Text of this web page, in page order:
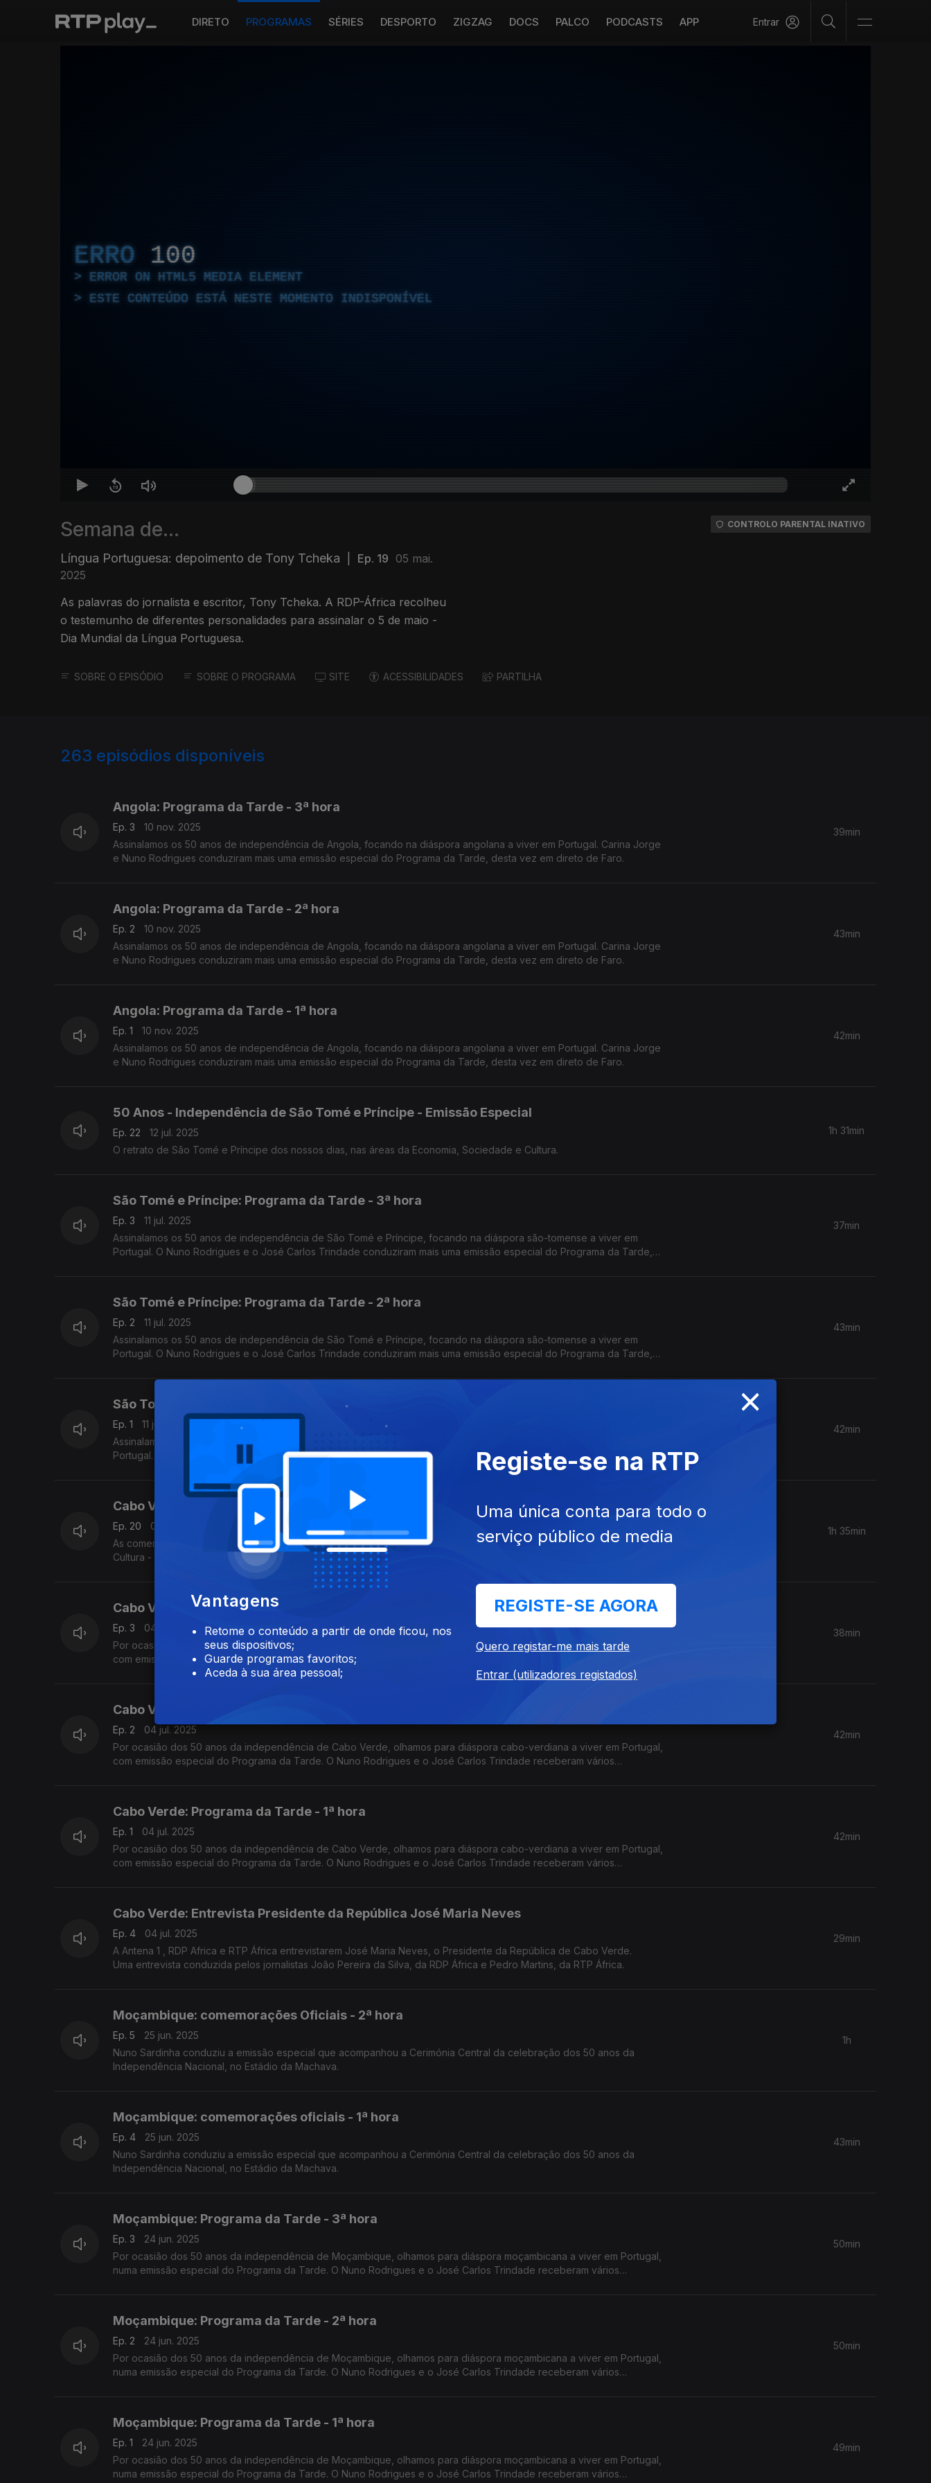
DIRETO PROGRAMAS SÉRIES DESPORTO ZIGZAG DOCS PALCO PODCASTS APP Entrar
ERRO 100
ERROR ON HTML5 MEDIA ELEMENT
ESTE CONTEÚDO ESTÁ NESTE MOMENTO INDISPONÍVEL
Semana de...
Língua Portuguesa: depoimento de Tony Tcheka Ep. 19 05 mai.
2025
As palavras do jornalista e escritor, Tony Tcheka. A RDP-África recolheu
o testemunho de diferentes personalidades para assinalar o 5 de maio -
Dia Mundial da Língua Portuguesa.
CONTROLO PARENTAL INATIVO
SOBRE O EPISÓDIO SOBRE O PROGRAMA SITE ACESSIBILIDADES PARTILHA
263 episódios disponíveis
Angola: Programa da Tarde - 3ª hora
Ep. 3
10 nov. 2025
Assinalamos os 50 anos de independência de Angola, focando na diáspora angolana a viver em Portugal. Carina Jorge
e Nuno Rodrigues conduziram mais uma emissão especial do Programa da Tarde, desta vez em direto de Faro.
39min
Angola: Programa da Tarde - 2ª hora
Ep. 2
10 nov. 2025
Assinalamos os 50 anos de independência de Angola, focando na diáspora angolana a viver em Portugal. Carina Jorge
e Nuno Rodrigues conduziram mais uma emissão especial do Programa da Tarde, desta vez em direto de Faro.
43min
Angola: Programa da Tarde - 1ª hora
Ep. 1
10 nov. 2025
Assinalamos os 50 anos de independência de Angola, focando na diáspora angolana a viver em Portugal. Carina Jorge
e Nuno Rodrigues conduziram mais uma emissão especial do Programa da Tarde, desta vez em direto de Faro.
42min
50 Anos - Independência de São Tomé e Príncipe - Emissão Especial
Ep. 22
12 jul. 2025
O retrato de São Tomé e Príncipe dos nossos dias, nas áreas da Economia, Sociedade e Cultura.
1h 31min
São Tomé e Príncipe: Programa da Tarde - 3ª hora
Ep. 3
11 jul. 2025
Assinalamos os 50 anos de independência de São Tomé e Príncipe, focando na diáspora são-tomense a viver em
Portugal. O Nuno Rodrigues e o José Carlos Trindade conduziram mais uma emissão especial do Programa da Tarde,
37min
São Tomé e Príncipe: Programa da Tarde - 2ª hora
Ep. 2
11 jul. 2025
Assinalamos os 50 anos de independência de São Tomé e Príncipe, focando na diáspora são-tomense a viver em
Portugal. O Nuno Rodrigues e o José Carlos Trindade conduziram mais uma emissão especial do Programa da Tarde,
43min
São Tomé e Príncipe: Programa da Tarde - 1ª hora
Ep. 1
11 jul. 2025
Assinalamos os 50 anos de independência de São Tomé e Príncipe, focando na diáspora são-tomense a viver em
Portugal. O Nuno Rodrigues e o José Carlos Trindade conduziram mais uma emissão especial do Programa da Tarde,
42min
Cabo Verde: Comemorações oficiais dos 50 anos de independência
Ep. 20
05 jul. 2025
As comemorações oficiais - bem como o retrato de Cabo Verde dos nossos dias, nas áreas da Economia, Sociedade e
Cultura - numa emissão especial conduzida por Nuno Sardinha.
1h 35min
Cabo Verde: Programa da Tarde - 3ª hora
Ep. 3
04 jul. 2025
Por ocasião dos 50 anos da independência de Cabo Verde, olhamos para diáspora cabo-verdiana a viver em Portugal,
com emissão especial do Programa da Tarde. O Nuno Rodrigues e o José Carlos Trindade receberam vários
convidados na Estação da Damaia, na Amadora.
38min
Cabo Verde: Programa da Tarde - 2ª hora
Ep. 2
04 jul. 2025
Por ocasião dos 50 anos da independência de Cabo Verde, olhamos para diáspora cabo-verdiana a viver em Portugal,
com emissão especial do Programa da Tarde. O Nuno Rodrigues e o José Carlos Trindade receberam vários
42min
Cabo Verde: Programa da Tarde - 1ª hora
Ep. 1
04 jul. 2025
Por ocasião dos 50 anos da independência de Cabo Verde, olhamos para diáspora cabo-verdiana a viver em Portugal,
com emissão especial do Programa da Tarde. O Nuno Rodrigues e o José Carlos Trindade receberam vários
42min
Cabo Verde: Entrevista Presidente da República José Maria Neves
Ep. 4
04 jul. 2025
A Antena 1 , RDP Africa e RTP África entrevistarem José Maria Neves, o Presidente da República de Cabo Verde.
Uma entrevista conduzida pelos jornalistas João Pereira da Silva, da RDP África e Pedro Martins, da RTP África.
29min
Moçambique: comemorações Oficiais - 2ª hora
Ep. 5
25 jun. 2025
Nuno Sardinha conduziu a emissão especial que acompanhou a Cerimónia Central da celebração dos 50 anos da
Independência Nacional, no Estádio da Machava.
1h
Moçambique: comemorações oficiais - 1ª hora
Ep. 4
25 jun. 2025
Nuno Sardinha conduziu a emissão especial que acompanhou a Cerimónia Central da celebração dos 50 anos da
Independência Nacional, no Estádio da Machava.
43min
Moçambique: Programa da Tarde - 3ª hora
Ep. 3
24 jun. 2025
Por ocasião dos 50 anos da independência de Moçambique, olhamos para diáspora moçambicana a viver em Portugal,
numa emissão especial do Programa da Tarde. O Nuno Rodrigues e o José Carlos Trindade receberam vários
50min
Moçambique: Programa da Tarde - 2ª hora
Ep. 2
24 jun. 2025
Por ocasião dos 50 anos da independência de Moçambique, olhamos para diáspora moçambicana a viver em Portugal,
numa emissão especial do Programa da Tarde. O Nuno Rodrigues e o José Carlos Trindade receberam vários
50min
Moçambique: Programa da Tarde - 1ª hora
Ep. 1
24 jun. 2025
Por ocasião dos 50 anos da independência de Moçambique, olhamos para diáspora moçambicana a viver em Portugal,
numa emissão especial do Programa da Tarde. O Nuno Rodrigues e o José Carlos Trindade receberam vários
49min
×
Vantagens
Retome o conteúdo a partir de onde ficou, nos
seus dispositivos;
Guarde programas favoritos;
Aceda à sua área pessoal;
Registe-se na RTP
Uma única conta para todo o
serviço público de media
REGISTE-SE AGORA
Quero registar-me mais tarde
Entrar (utilizadores registados)